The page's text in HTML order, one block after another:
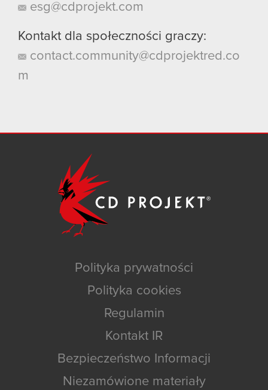
esg@cdprojekt.com
Kontakt dla społeczności graczy:
contact.community@cdprojektred.co
m
Polityka prywatności
Polityka cookies
Regulamin
Kontakt IR
Bezpieczeństwo Informacji
Niezamówione materiały